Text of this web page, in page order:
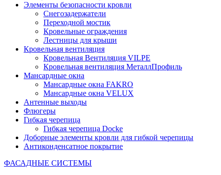
Элементы безопасности кровли
Снегозадержатели
Переходной мостик
Кровельные ограждения
Лестницы для крыши
Кровельная вентиляция
Кровельная Вентиляция VILPE
Кровельная вентиляция МеталлПрофиль
Мансардные окна
Мансардные окна FAKRO
Мансардные окна VELUX
Антенные выходы
Флюгеры
Гибкая черепица
Гибкая черепица Docke
Доборные элементы кровли для гибкой черепицы
Антиконденсатное покрытие
ФАСАДНЫЕ СИСТЕМЫ